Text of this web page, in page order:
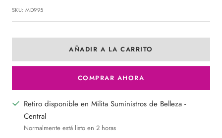
de
venta
SKU:MD995
AÑADIR A LA CARRITO
COMPRAR AHORA
Retiro disponible en Milita Suministros de Belleza -
Central
Normalmente está listo en 2 horas